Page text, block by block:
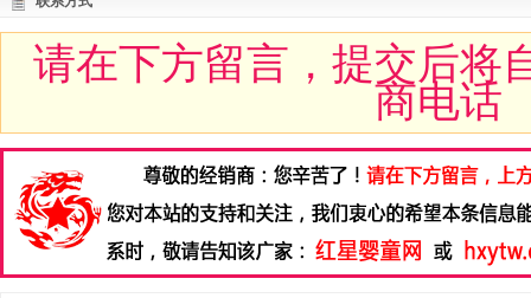
请在下方留言，提交后将
商电话